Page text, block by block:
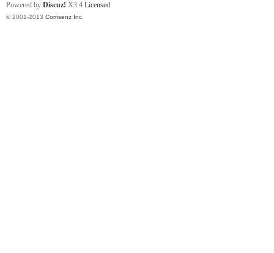
Powered by Discuz! X3.4 Licensed
© 2001-2013 Comsenz Inc.